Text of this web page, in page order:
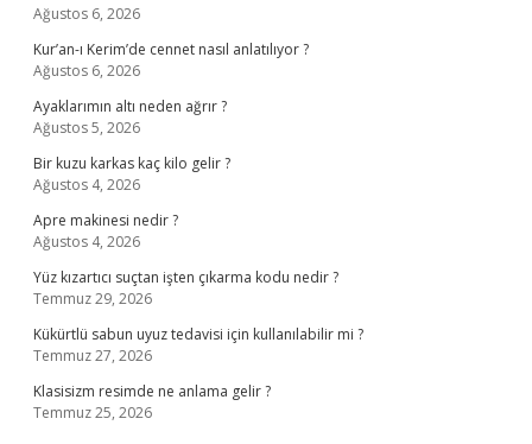
Ağustos 6, 2026
Kur’an-ı Kerim’de cennet nasıl anlatılıyor ?
Ağustos 6, 2026
Ayaklarımın altı neden ağrır ?
Ağustos 5, 2026
Bir kuzu karkas kaç kilo gelir ?
Ağustos 4, 2026
Apre makinesi nedir ?
Ağustos 4, 2026
Yüz kızartıcı suçtan işten çıkarma kodu nedir ?
Temmuz 29, 2026
Kükürtlü sabun uyuz tedavisi için kullanılabilir mi ?
Temmuz 27, 2026
Klasisizm resimde ne anlama gelir ?
Temmuz 25, 2026